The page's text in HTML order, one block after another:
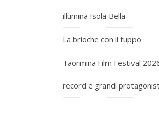
illumina Isola Bella
La brioche con il tuppo
Taormina Film Festival
record e grandi